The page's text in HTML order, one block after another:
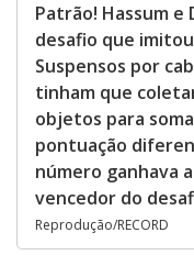
Patrão! Hassum e
desafio que
Suspensos por
tinham que
objetos para
pontuação
número ganhava
vencedor do
Reprodução/RECORD